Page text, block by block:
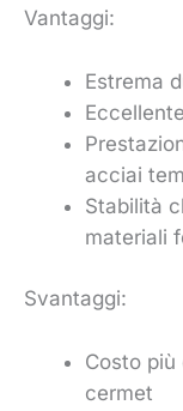
Vantaggi:
Estrema
acciai
Stabilità
materiali
Svantaggi:
Costo
cermet